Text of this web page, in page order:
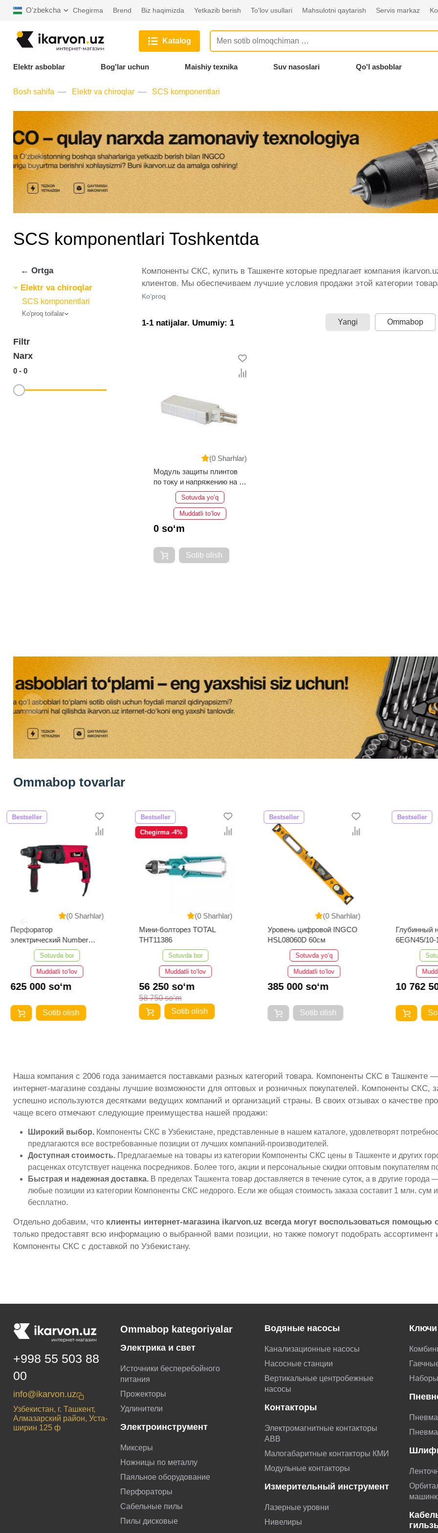
Oʻzbekcha Chegirma Brend Biz haqimizda Yetkazib berish To'lov usullari Mahsulotni qaytarish Servis markaz
Katalog
Elektr asboblar Bog'lar uchun Maishiy texnika Suv nasoslari Qo'l asboblar
Bosh sahifa Elektr va chiroqlar SCS komponentlari
SCS komponentlari Toshkentda
← Ortga
Elektr va chiroqlar
SCS komponentlari
Ko'proq toifalar
Filtr
Narx
0 - 0
Компоненты СКС, купить в Ташкенте которые предлагает компания
клиентов. Мы обеспечиваем лучшие условия продажи этой категории
представлены ведущими производителями и брендами, список которых
это самый широкий диапазон цен. Причем здесь представлена
Ko‘proq
1-1 natijalar. Umumiy: 1 Yangi Ommabop
(0 Sharhlar)
Модуль защиты плинтов
по току и напряжению на 1
Sotuvda yo‘q
Muddatli to‘lov
0 so‘m
Sotib olish
Ommabop tovarlar
(0 Sharhlar)
Bestseller
Мини-болторез TOTAL
THT11386
Sotuvda bor
Muddatli to‘lov
56 250 so‘m
Sotib olish
(0 Sharhlar)
Bestseller
Уровень цифровой INGCO
HSL08060D 60см
Sotuvda yo‘q
Muddatli to‘lov
385 000 so‘m
Sotib olish
(0 Sharhlar)
Bestseller
Глубинный насос EPA
6EGN45/10-15
Sotuvda bor
Muddatli to‘lov
10 762 500 so‘m
Sotib olish
РИФ
132
Наша компания с 2006 года занимается поставками разных категорий товара. Компоненты СКС в
интернет-магазине созданы лучшие возможности для оптовых и розничных покупателей. Компоненты СКС,
успешно используются десятками ведущих компаний и организаций страны. В своих отзывах о качестве
чаще всего отмечают следующие преимущества нашей продажи:
Широкий выбор. Компоненты СКС в Узбекистане, представленные в нашем каталоге, удовлетворят
предлагаются все востребованные позиции от лучших компаний-производителей.
Доступная стоимость. Предлагаемые на товары из категории Компоненты СКС цены в Ташкенте и других
расценках отсутствует наценка посредников. Более того, акции и персональные скидки оптовым покупателям
Быстрая и надежная доставка. В пределах Ташкента товар доставляется в течение суток, а в другие
любые позиции из категории Компоненты СКС недорого. Если же общая стоимость заказа составит 1 млн. сум
бесплатно.
Отдельно добавим, что клиенты интернет-магазина ikarvon.uz всегда могут воспользоваться помощью
только предоставят всю информацию о выбранной вами позиции, но также помогут подобрать ассортимент
Компоненты СКС с доставкой по Узбекистану.
+998 55 503 88
00
info@ikarvon.uz
Узбекистан, г. Ташкент,
Алмазарский район, Уста-
ширин 125 ф
Ommabop kategoriyalar
Электрика и свет
Источники бесперебойного
питания
Прожекторы
Удлинители
Электроинструмент
Миксеры
Ножницы по металлу
Паяльное оборудование
Перфораторы
Сабельные пилы
Пилы дисковые
Водяные насосы
Канализационные насосы
Насосные станции
Вертикальные центробежные
насосы
Контакторы
Электромагнитные контакторы
АВВ
Малогабаритные контакторы КМИ
Модульные контакторы
Измерительный инструмент
Лазерные уровни
Нивелиры
Ключи